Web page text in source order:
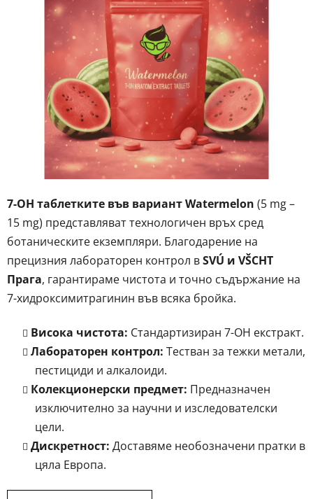
7-OH таблетките във вариант Watermelon (5 mg –
15 mg) представляват технологичен връх сред
ботаническите екземпляри. Благодарение на
прецизния лабораторен контрол вSVÚ и VŠCHT
Прага, гарантираме чистота и точно съдържание на
7-хидроксимитрагинин във всяка бройка.
Висока чистота: Стандартизиран 7-OH екстракт.
Лабораторен контрол: Тестван за тежки метали,
пестициди и алкалоиди.
Колекционерски предмет: Предназначен
изключително за научни и изследователски
цели.
Дискретност: Доставяме необозначени пратки в
цяла Европа.